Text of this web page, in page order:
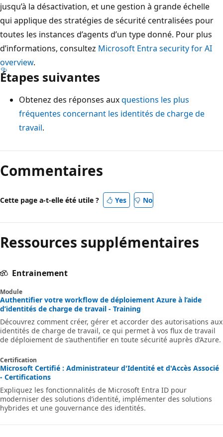
jusqu’à la désactivation, et une gestion à grande échelle
qui applique des stratégies de sécurité centralisées pour
toutes les instances d’agents d’un type donné. Pour plus
d’informations, consultez Microsoft Entra security for AI
overview.
Étapes suivantes
Obtenez des réponses auxquestions les plus
fréquentes concernant les identités de charge de
travail.
Commentaires
Cette page a-t-elle été utile ? Yes No
Ressources supplémentaires
Entrainement
Module
Authentifier votre workflow de déploiement Azure à l’aide
d’identités de charge de travail - Training
Découvrez comment créer, gérer et accorder des autorisations aux
identités de charge de travail, ce qui permet à vos flux de travail
de déploiement de s’authentifier en toute sécurité auprès d’Azure.
Certification
Microsoft Certifié : Administrateur d'Identité et d'Accès Associé
- Certifications
Expliquez les fonctionnalités de Microsoft Entra ID pour
moderniser des solutions d’identité, implémenter des solutions
hybrides et une gouvernance des identités.